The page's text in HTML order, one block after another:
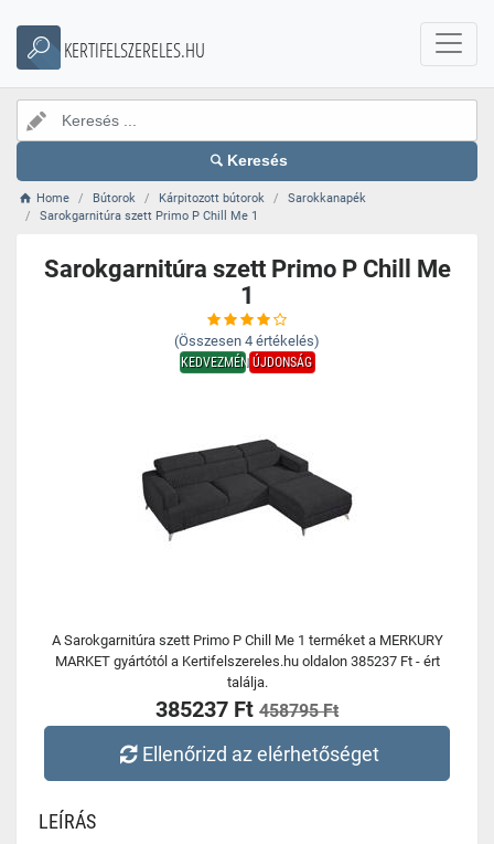
KERTIFELSZERELES.HU
Keresés
Home Bútorok Kárpitozott bútorok
Sarokkanapék
Sarokgarnitúra szett Primo P Chill Me 1
Sarokgarnitúra szett Primo P Chill Me
1
(Összesen 4 értékelés)
KEDVEZMÉNYÚJDONSÁG
A Sarokgarnitúra szett Primo P Chill Me 1 terméket a MERKURY
MARKET gyártótól a Kertifelszereles.hu oldalon 385237 Ft - ért
találja.
385237 Ft 458795 Ft
Ellenőrizd az elérhetőséget
LEÍRÁS